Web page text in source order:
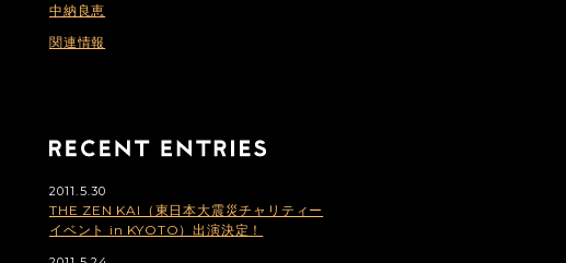
中納良恵
関連情報
2011.5.30
THE ZEN KAI（東日本大震災チャリティー
イベント in KYOTO）出演決定！